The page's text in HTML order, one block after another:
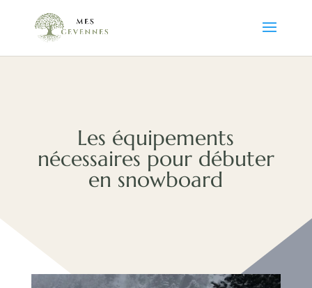
Les équipements
nécessaires pour débuter
en snowboard